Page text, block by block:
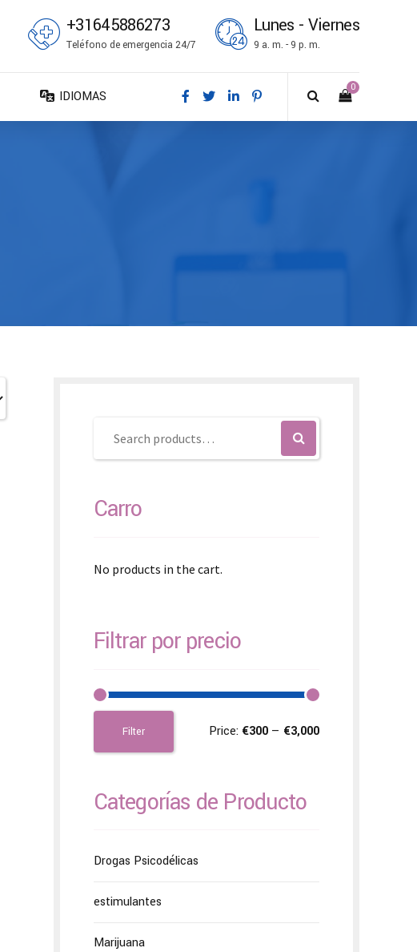
+31645886273
Teléfono de emergencia 24/7
Lunes - Viernes
9 a. m. - 9 p. m.
0
IDIOMAS
Carro
No products in the cart.
Filtrar por precio
Filter Price: €300 — €3,000
Categorías de Producto
Drogas Psicodélicas
estimulantes
Marijuana